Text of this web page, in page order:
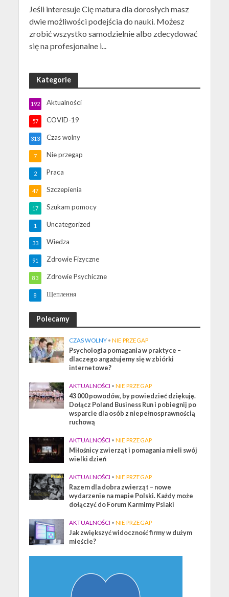
Jeśli interesuje Cię matura dla dorosłych masz
dwie możliwości podejścia do nauki. Możesz
zrobić wszystko samodzielnie albo zdecydować
się na profesjonalne i...
Kategorie
Aktualności
192
COVID-19
57
Czas wolny
313
Nie przegap
7
Praca
2
Szczepienia
47
Szukam pomocy
17
Uncategorized
1
Wiedza
33
Zdrowie Fizyczne
91
Zdrowie Psychiczne
83
Щеплення
8
Polecamy
CZAS WOLNY • NIE PRZEGAP
Psychologia pomagania w praktyce –
dlaczego angażujemy się w zbiórki
internetowe?
AKTUALNOŚCI • NIE PRZEGAP
43 000 powodów, by powiedzieć dziękuję.
Dołącz Poland Business Run i pobiegnij po
wsparcie dla osób z niepełnosprawnością
ruchową
AKTUALNOŚCI • NIE PRZEGAP
Miłośnicy zwierząt i pomagania mieli swój
wielki dzień
AKTUALNOŚCI • NIE PRZEGAP
Razem dla dobra zwierząt – nowe
wydarzenie na mapie Polski. Każdy może
dołączyć do Forum Karmimy Psiaki
AKTUALNOŚCI • NIE PRZEGAP
Jak zwiększyć widoczność firmy w dużym
mieście?